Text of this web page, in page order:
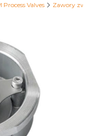
Valves Zawory